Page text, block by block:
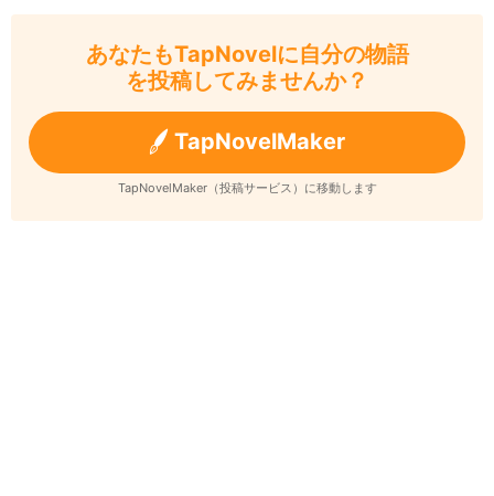
あなたもTapNovelに自分の物語
を投稿してみませんか？
TapNovelMaker
TapNovelMaker（投稿サービス）に移動します